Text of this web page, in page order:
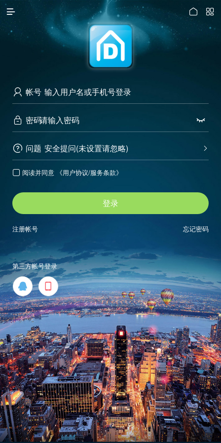
访问电脑版
 

 帐号
 密码 
 问题 
安全提问(未设置请忽略)
 阅读并同意 《用户协议/服务条款》
登录
忘记密码
注册帐号
第三方帐号登录
 